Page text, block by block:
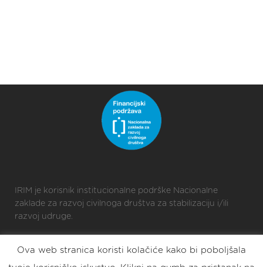
IRIM je korisnik institucionalne podrške Nacionalne
zaklade za razvoj civilnoga društva za stabilizaciju i/ili
razvoj udruge.
Ova web stranica koristi kolačiće kako bi poboljšala